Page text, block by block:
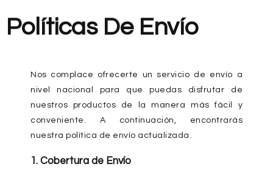
Políticas De Envío
Nos complace ofrecerte un servicio de envío a
nivel nacional para que puedas disfrutar de
nuestros productos de la manera más fácil y
conveniente. A continuación, encontrarás
nuestra política de envío actualizada.
1. Cobertura de Envío